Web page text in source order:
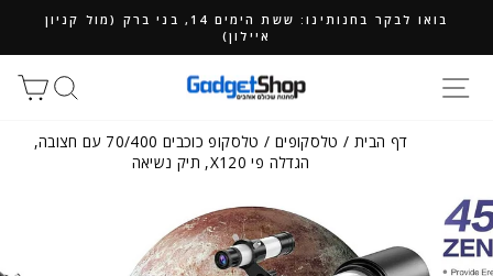
בואו לבקר בחנותינו: ששת הימים 14, בני ברק (מול קניון
איילון)
חיפוש
דף הבית / טלסקופים /
טלסקופ כוכבים 70/400 עם חצובה,
הגדלה פי X120, תיק נשיאה